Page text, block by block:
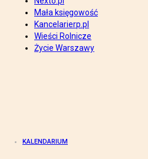
Mała księgowość
Kancelarierp.pl
Wieści Rolnicze
Życie Warszawy
KALENDARIUM